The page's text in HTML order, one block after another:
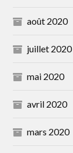
août 2020
juillet 2020
mai 2020
avril 2020
mars 2020